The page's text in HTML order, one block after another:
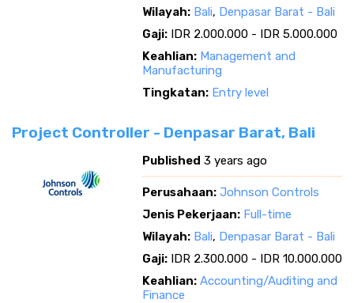
Wilayah: Bali, Denpasar Barat - Bali
Gaji: IDR 2.000.000 - IDR 5.000.000
Keahlian: Management and
Manufacturing
Tingkatan: Entry level
Project Controller - Denpasar Barat, Bali
Published 3 years ago
Perusahaan: Johnson Controls
Jenis Pekerjaan: Full-time
Wilayah: Bali, Denpasar Barat - Bali
Gaji: IDR 2.300.000 - IDR 10.000.000
Keahlian: Accounting/Auditing and
Finance